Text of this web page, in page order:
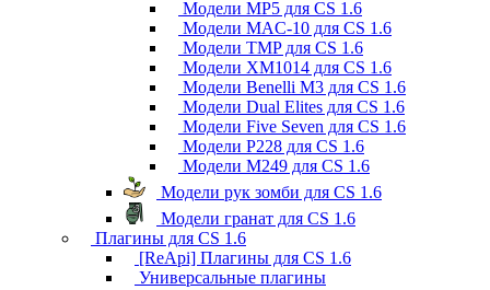
Модели MP5 для CS 1.6
Модели MAC-10 для CS 1.6
Модели TMP для CS 1.6
Модели XM1014 для CS 1.6
Модели Benelli M3 для CS 1.6
Модели Dual Elites для CS 1.6
Модели Five Seven для CS 1.6
Модели P228 для CS 1.6
Модели M249 для CS 1.6
Модели рук зомби для CS 1.6
Модели гранат для CS 1.6
Плагины для CS 1.6
[ReApi] Плагины для CS 1.6
Универсальные плагины